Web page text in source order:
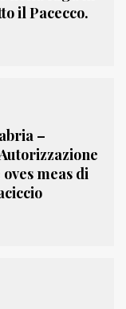
il Pacecco.
–
meas di